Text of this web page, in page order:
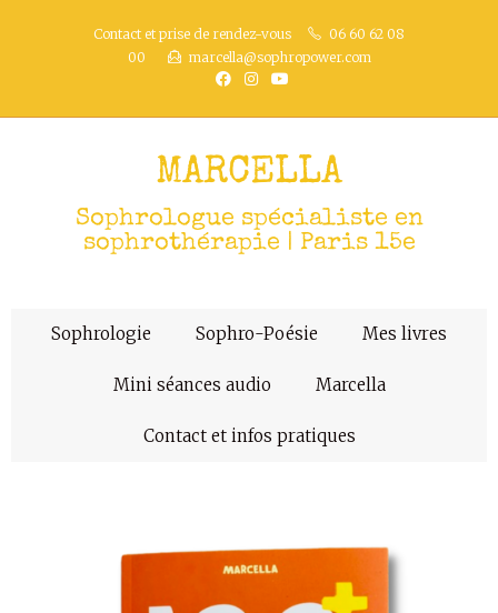
Contact et prise de rendez-vous
06 60 62 08
00
marcella@sophropower.com
MARCELLA
Sophrologue spécialiste en
sophrothérapie | Paris 15e
Sophrologie Sophro-Poésie Mes livres
Mini séances audio Marcella
Contact et infos pratiques